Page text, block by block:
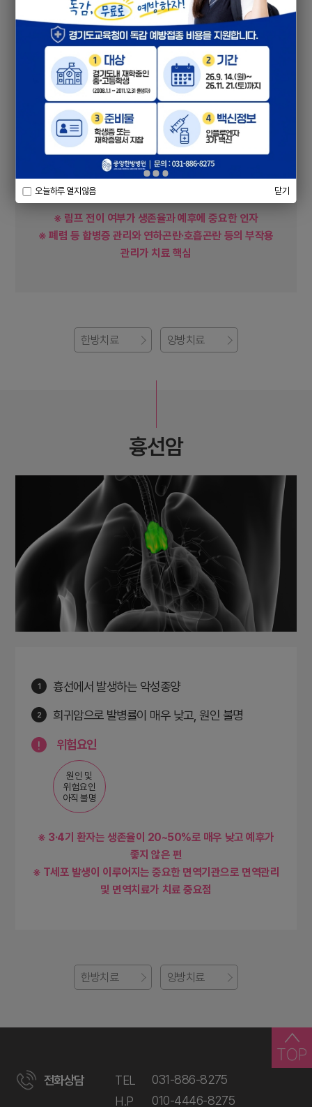
오늘하루 열지않음 닫기
발성과 호흡에 관여하는 후두에 발생하는 악성
종양
발병률은 낮은 편(1~2%)이지만, 최근 증가 추세
위험요인
음주
석면 등
※ 림프 전이 여부가 생존율과 예후에 중요한 인자
※ 폐렴 등 합병증 관리와 연하곤란·호흡곤란 등의 부작용
관리가 치료 핵심
한방치료 양방치료
흉선암
1 흉선에서 발생하는 악성종양
2 희귀암으로 발병률이 매우 낮고, 원인 불명
위험요인
원인 및
위험요인
아직 불명
※ 3·4기 환자는 생존율이 20~50%로 매우 낮고 예후가
좋지 않은 편
※ T세포 발생이 이루어지는 중요한 면역기관으로 면역관리
및 면역치료가 치료 중요점
한방치료 양방치료
전화상담 TEL
031-886-8275
H.P
010-4446-8275